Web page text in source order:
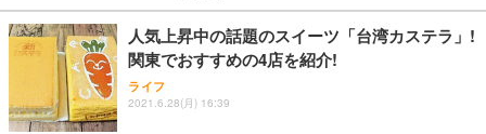
人気上昇中の話題のスイーツ「台湾カステラ」!
関東でおすすめの4店を紹介!
ライフ
2021.6.28(月) 16:39